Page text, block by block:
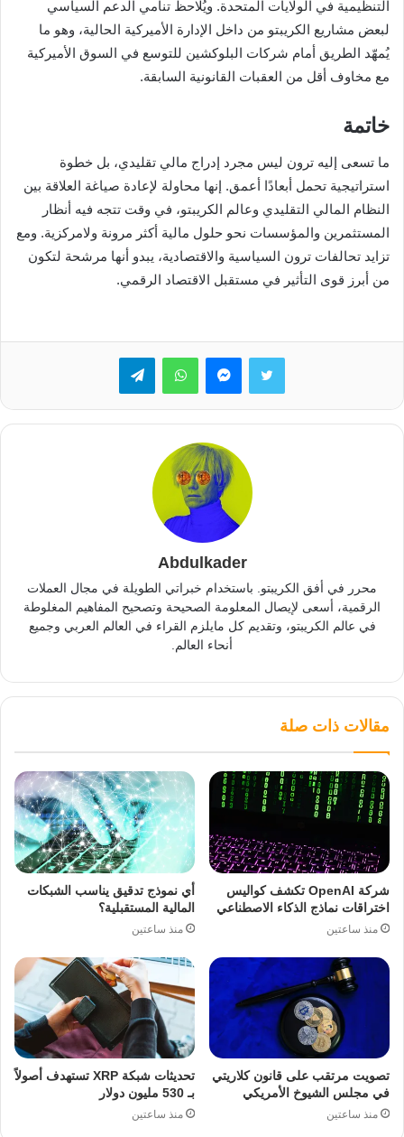
التنظيمية في الولايات المتحدة. ويُلاحظ تنامي الدعم السياسي
لبعض مشاريع الكريبتو من داخل الإدارة الأميركية الحالية، وهو ما
يُمهّد الطريق أمام شركات البلوكشين للتوسع في السوق الأميركية
مع مخاوف أقل من العقبات القانونية السابقة.
خاتمة
ما تسعى إليه ترون ليس مجرد إدراج مالي تقليدي، بل خطوة
استراتيجية تحمل أبعادًا أعمق. إنها محاولة لإعادة صياغة العلاقة بين
النظام المالي التقليدي وعالم الكريبتو، في وقت تتجه فيه أنظار
المستثمرين والمؤسسات نحو حلول مالية أكثر مرونة ولامركزية. ومع
تزايد تحالفات ترون السياسية والاقتصادية، يبدو أنها مرشحة لتكون
من أبرز قوى التأثير في مستقبل الاقتصاد الرقمي.
تويتر ماسنجرواتساب تيلقرام
Abdulkader
محرر في أفق الكريبتو. باستخدام خبراتي الطويلة في مجال العملات
الرقمية، أسعى لإيصال المعلومة الصحيحة وتصحيح المفاهيم المغلوطة
في عالم الكريبتو، وتقديم كل مايلزم القراء في العالم العربي وجميع
أنحاء العالم.
مقالات ذات صلة
شركة OpenAI تكشف كواليس
اختراقات نماذج الذكاء الاصطناعي
منذ ساعتين
أي نموذج تدقيق يناسب الشبكات
المالية المستقبلية؟
منذ ساعتين
تصويت مرتقب على قانون كلاريتي
في مجلس الشيوخ الأمريكي
منذ ساعتين
تحديثات شبكة XRP تستهدف أصولاً
بـ 530 مليون دولار
منذ ساعتين